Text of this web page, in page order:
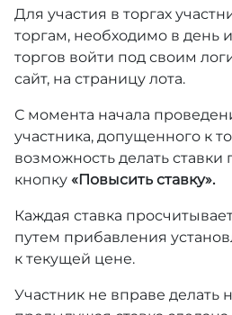
Для участия в торгах
торгам, необходимо в день
торгов войти под своим
сайт, на страницу лота.
С момента начала
участника, допущенного к
возможность делать ставки
кнопку «Повысить ставку».
Каждая ставка
путем прибавления
к текущей цене.
Участник не вправе делать